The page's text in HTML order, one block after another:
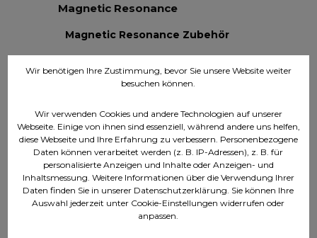
Magnetic Resonance
Magnetic Resonance Zubehör
Energie Nährstoffe
Bodenhilfsstoffe
Energie Musik
Werbematerial
Mediathek
Wir benötigen Ihre Zustimmung, bevor Sie unsere Website weiter
besuchen können.
Wir verwenden Cookies und andere Technologien auf unserer
Webseite. Einige von ihnen sind essenziell, während andere uns helfen,
diese Webseite und Ihre Erfahrung zu verbessern. Personenbezogene
Daten können verarbeitet werden (z. B. IP-Adressen), z. B. für
personalisierte Anzeigen und Inhalte oder Anzeigen- und
Inhaltsmessung. Weitere Informationen über die Verwendung Ihrer
Daten finden Sie in unserer Datenschutzerklärung. Sie können Ihre
Auswahl jederzeit unter Cookie-Einstellungen widerrufen oder
anpassen.